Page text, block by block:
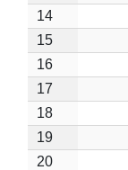
14
15
16
17
18
19
20